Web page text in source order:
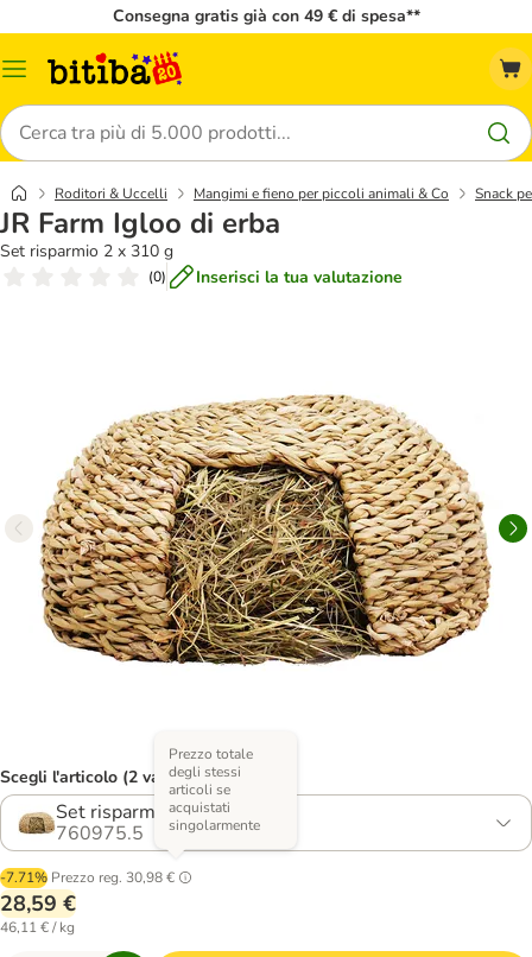
Consegna gratis già con 49 € di spesa**
Overview
Cerca
Roditori & Uccelli Mangimi e fieno per piccoli animali & Co Snack
JR Farm Igloo di erba
Set risparmio 2 x 310 g
(0) Inserisci la tua valutazione
Scegli l'articolo (2 varianti)
Set risparmio 2 x 310 g
760975.5
-7.71% Prezzo reg. 30,98 €
Prezzo totale
degli stessi
articoli se
acquistati
singolarmente
28,59 €
46,11 € / kg